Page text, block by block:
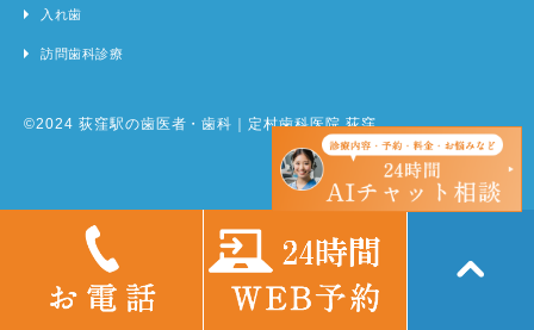
入れ歯
訪問歯科診療
©2024 荻窪駅の歯医者・歯科｜定村歯科医院 荻窪